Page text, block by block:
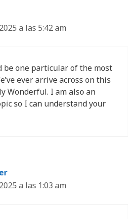
a las 5:42 am
be one particular of the most
ever arrive across on this
Wonderful. I am also an
so I can understand your
a las 1:03 am